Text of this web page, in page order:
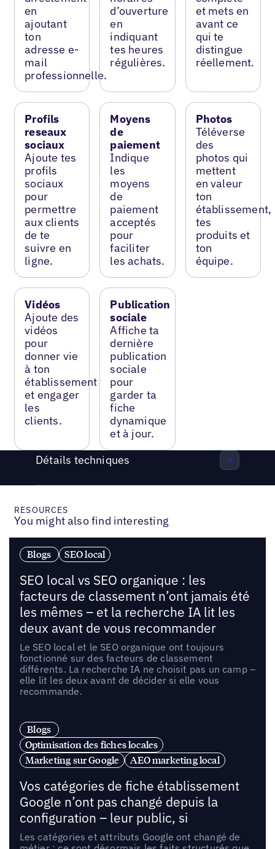
en
ajoutant
ton
adresse e-
mail
professionnelle.
d’ouverture
en
indiquant
tes heures
régulières.
et mets en
avant ce
qui te
distingue
réellement.
Profils
reseaux
sociaux
Ajoute tes
profils
sociaux
pour
permettre
aux clients
de te
suivre en
ligne.
Moyens
de
paiement
Indique
les
moyens
de
paiement
acceptés
pour
faciliter
les achats.
Photos
Téléverse
des
photos qui
mettent
en valeur
ton
établissement,
tes
produits et
ton
équipe.
Vidéos
Ajoute des
vidéos
pour
donner vie
à ton
établissement
et engager
les
clients.
Publication
sociale
Affiche ta
dernière
publication
sociale
pour
garder ta
fiche
dynamique
et à jour.
Détails techniques
RESOURCES
You might also find interesting
Blogs SEO local
SEO local vs SEO organique : les
facteurs de classement n’ont jamais été
les mêmes – et la recherche IA lit les
deux avant de vous recommander
Le SEO local et le SEO organique ont toujours
fonctionné sur des facteurs de classement
différents. La recherche IA ne choisit pas un camp –
elle lit les deux avant de décider si elle vous
recommande.
Blogs
Optimisation des fiches locales
Marketing sur Google
AEO marketing local
Vos catégories de fiche établissement
Google n’ont pas changé depuis la
configuration – leur public, si
Les catégories et attributs Google ont changé de